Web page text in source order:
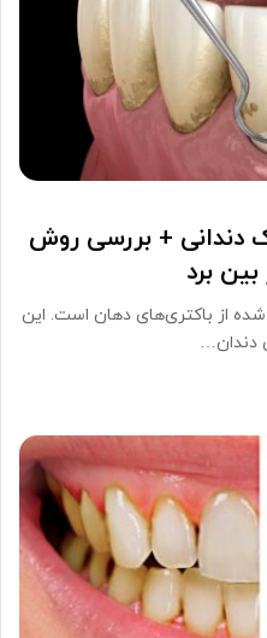
دندانی + بررسی روش
برد
از باکتری‌های دهان است. این
دندان…